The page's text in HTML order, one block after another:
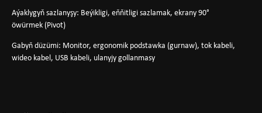
Aýaklygyň sazlanyşy: Beýikligi, eňňitligi sazlamak, ekrany 90°
öwürmek (Pivot)
Gabyň düzümi: Monitor, ergonomik podstawka (gurnaw), tok kabeli,
wideo kabel, USB kabeli, ulanyjy gollanmasy